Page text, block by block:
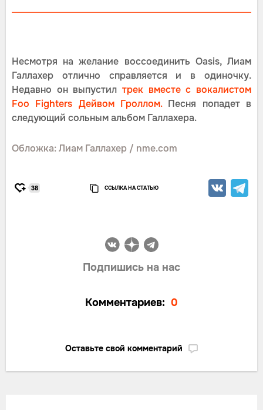
Несмотря на желание воссоединить Oasis, Лиам
Галлахер отлично справляется и в одиночку.
Недавно он выпустил трек вместе с вокалистом
Foo Fighters Дейвом Гроллом. Песня попадет в
следующий сольным альбом Галлахера.
Обложка: Лиам Галлахер / nme.com
38 ССЫЛКА НА СТАТЬЮ
Подпишись на нас
Комментариев: 0
Оставьте свой комментарий